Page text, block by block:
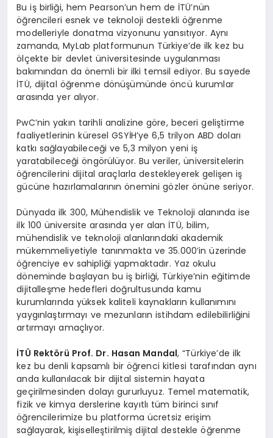
Bu iş birliği, hem Pearson’un hem de İTÜ’nün
öğrencileri esnek ve teknoloji destekli öğrenme
modelleriyle donatma vizyonunu yansıtıyor. Aynı
zamanda, MyLab platformunun Türkiye’de ilk kez bu
ölçekte bir devlet üniversitesinde uygulanması
bakımından da önemli bir ilki temsil ediyor. Bu sayede
İTÜ, dijital öğrenme dönüşümünde öncü kurumlar
arasında yer alıyor.
PwC’nin yakın tarihli analizine göre, beceri geliştirme
faaliyetlerinin küresel GSYİH’ye 6,5 trilyon ABD doları
katkı sağlayabileceği ve 5,3 milyon yeni iş
yaratabileceği öngörülüyor. Bu veriler, üniversitelerin
öğrencilerini dijital araçlarla destekleyerek gelişen iş
gücüne hazırlamalarının önemini gözler önüne seriyor.
Dünyada ilk 300, Mühendislik ve Teknoloji alanında ise
ilk 100 üniversite arasında yer alan İTÜ, bilim,
mühendislik ve teknoloji alanlarındaki akademik
mükemmeliyetiyle tanınmakta ve 35.000’in üzerinde
öğrenciye ev sahipliği yapmaktadır. Yaz okulu
döneminde başlayan bu iş birliği, Türkiye’nin eğitimde
dijitalleşme hedefleri doğrultusunda kamu
kurumlarında yüksek kaliteli kaynakların kullanımını
yaygınlaştırmayı ve mezunların istihdam edilebilirliğini
artırmayı amaçlıyor.
İTÜ Rektörü Prof. Dr. Hasan Mandal, “Türkiye’de ilk
kez bu denli kapsamlı bir öğrenci kitlesi tarafından aynı
anda kullanılacak bir dijital sistemin hayata
geçirilmesinden dolayı gururluyuz. Temel matematik,
fizik ve kimya derslerine kayıtlı tüm birinci sınıf
öğrencilerimize bu platforma ücretsiz erişim
sağlayarak, kişiselleştirilmiş dijital destekle öğrenme